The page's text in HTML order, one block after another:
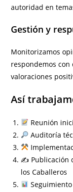
autoridad en
Gestión y
Monitorizamos
respondemos
valoraciones
Así
Reunión
Auditoría
✍️ Publicación
los Caballeros